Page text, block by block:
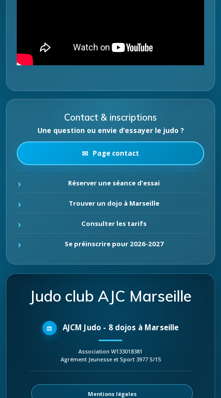
Contact & inscriptions
Une question ou envie d’essayer le judo ?
Page contact
Réserver une séance d’essai
Trouver un dojo à Marseille
Consulter les tarifs
Se préinscrire pour 2026-2027
Judo club AJC Marseille
AJCM Judo - 8 dojos à Marseille
Association W133018381
Agrément Jeunesse et Sport 3977 S/15
Mentions légales